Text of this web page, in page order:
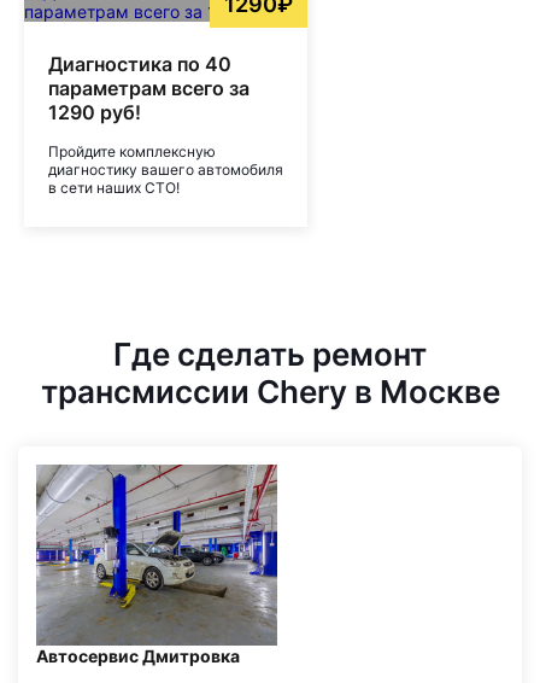
Диагностика по 40
параметрам всего за
1290 руб!
Пройдите комплексную
диагностику вашего автомобиля
в сети наших СТО!
Где сделать ремонт
трансмиссии Chery в Москве
Автосервис Дмитровка